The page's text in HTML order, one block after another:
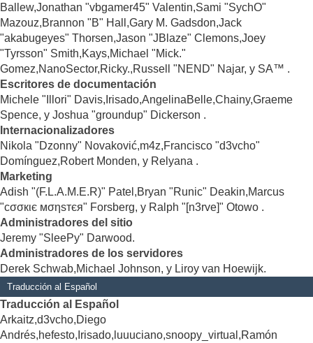
Ballew,Jonathan "vbgamer45" Valentin,Sami "SychO"
Mazouz,Brannon "B" Hall,Gary M. Gadsdon,Jack
"akabugeyes" Thorsen,Jason "JBlaze" Clemons,Joey
"Tyrsson" Smith,Kays,Michael "Mick."
Gomez,NanoSector,Ricky.,Russell "NEND" Najar, y SA™ .
Escritores de documentación
Michele "Illori" Davis,Irisado,AngelinaBelle,Chainy,Graeme
Spence, y Joshua "groundup" Dickerson .
Internacionalizadores
Nikola "Dzonny" Novaković,m4z,Francisco "d3vcho"
Domínguez,Robert Monden, y Relyana .
Marketing
Adish "(F.L.A.M.E.R)" Patel,Bryan "Runic" Deakin,Marcus
"cσσкιє мσηѕтєя" Forsberg, y Ralph "[n3rve]" Otowo .
Administradores del sitio
Jeremy "SleePy" Darwood.
Administradores de los servidores
Derek Schwab,Michael Johnson, y Liroy van Hoewijk.
Traducción al Español
Traducción al Español
Arkaitz,d3vcho,Diego
Andrés,hefesto,Irisado,luuuciano,snoopy_virtual,Ramón